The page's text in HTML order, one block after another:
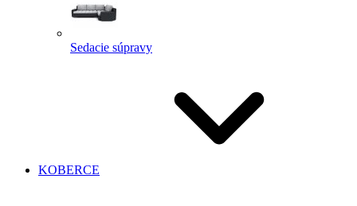
Sedacie súpravy
KOBERCE